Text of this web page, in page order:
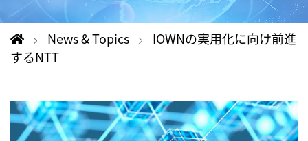
News & Topics
IOWNの実用化に向け前進
するNTT